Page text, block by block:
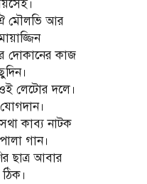
মৌলভি আর
দোকানের কাজ
লেটোর দলে।
কাব্য নাটক
গান।
ছাত্র আবার